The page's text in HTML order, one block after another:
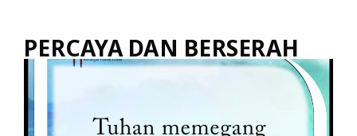
PERCAYA DAN BERSERAH